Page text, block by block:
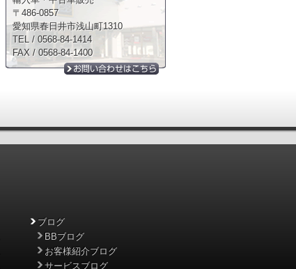
〒486-0857
愛知県春日井市浅山町1310
TEL / 0568-84-1414
FAX / 0568-84-1400
ブログ
BBブログ
お客様紹介ブログ
サービスブログ